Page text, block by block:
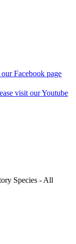
Facebook page
visit our Youtube
Species - All